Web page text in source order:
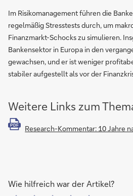
Im Risikomanagement führen die
regelmäßig Stresstests durch, um
Finanzmarkt-Schocks zu simulieren.
Bankensektor in Europa in den
gewachsen, und er ist weniger
stabiler aufgestellt als vor der
Weitere Links zum
PDF Research-Kommentar: 10 Jahre
Wie hilfreich war der Artikel?